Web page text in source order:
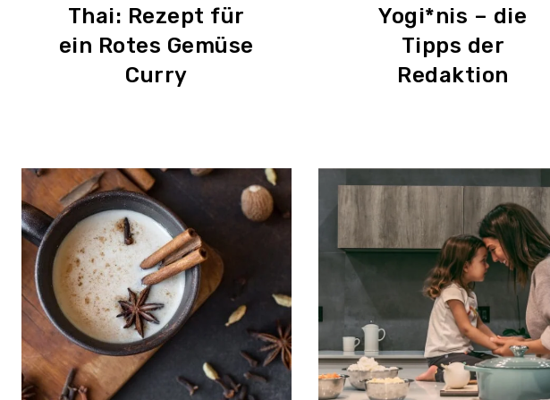
Thai: Rezept für
ein Rotes Gemüse
Curry
Yogi*nis – die
Tipps der
Redaktion